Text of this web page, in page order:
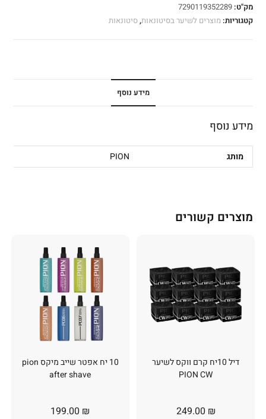
מק"ט:7290119352289
קטגוריות:מוצרים לשיער בסיטונאות,סיטונאות
מידע נוסף
מידע נוסף
מותג PION
מוצרים קשורים
10 יח אפטר שייב מיקס pion
after shave
199.00 ₪
דיל 10יח קרם ווקס לשיער
PION CW
249.00 ₪